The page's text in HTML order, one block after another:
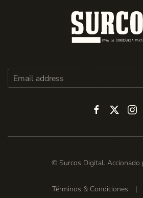
© Surcos Digital. Accionado
Términos & Condiciones |